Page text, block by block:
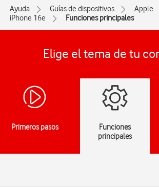
Ayuda Guías de dispositivos
Apple
iPhone 16e
Funciones principales
Elige el tema de tu
Primeros pasos
Funciones
principales